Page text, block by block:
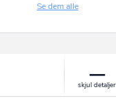
Se dem alle